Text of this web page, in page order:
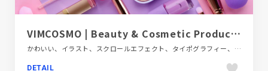
VIMCOSMO | Beauty & Cosmetic Products
かわいい、イラスト、スクロールエフェクト、タイポグラフィー、ピンク系、ファッション・ビューティー、フラットデザイン、ブランド・サービスサイト、ブルー系、ホワイト系、大きめ写真、海外サイト
DETAIL